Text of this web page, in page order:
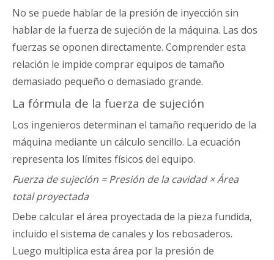
No se puede hablar de la presión de inyección sin
hablar de la fuerza de sujeción de la máquina. Las dos
fuerzas se oponen directamente. Comprender esta
relación le impide comprar equipos de tamaño
demasiado pequeño o demasiado grande.
La fórmula de la fuerza de sujeción
Los ingenieros determinan el tamaño requerido de la
máquina mediante un cálculo sencillo. La ecuación
representa los límites físicos del equipo.
Fuerza de sujeción = Presión de la cavidad × Área
total proyectada
Debe calcular el área proyectada de la pieza fundida,
incluido el sistema de canales y los rebosaderos.
Luego multiplica esta área por la presión de